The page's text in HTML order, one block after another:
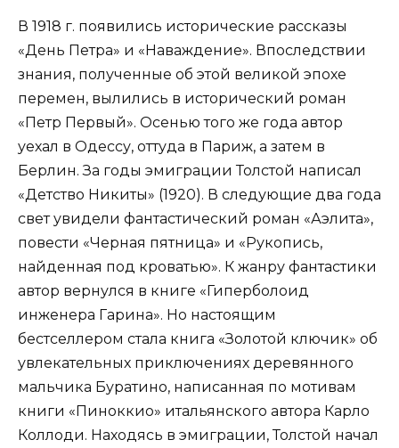
В 1918 г. появились исторические рассказы
«День Петра» и «Наваждение». Впоследствии
знания, полученные об этой великой эпохе
перемен, вылились в исторический роман
«Петр Первый». Осенью того же года автор
уехал в Одессу, оттуда в Париж, а затем в
Берлин. За годы эмиграции Толстой написал
«Детство Никиты» (1920). В следующие два года
свет увидели фантастический роман «Аэлита»,
повести «Черная пятница» и «Рукопись,
найденная под кроватью». К жанру фантастики
автор вернулся в книге «Гиперболоид
инженера Гарина». Но настоящим
бестселлером стала книга «Золотой ключик» об
увлекательных приключениях деревянного
мальчика Буратино, написанная по мотивам
книги «Пиноккио» итальянского автора Карло
Коллоди. Находясь в эмиграции, Толстой начал